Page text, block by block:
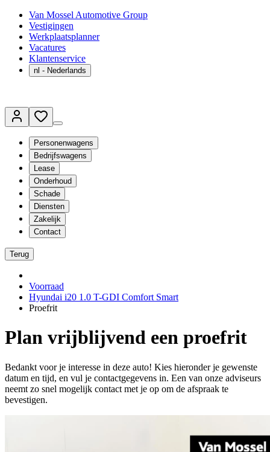
Van Mossel Automotive Group
Vestigingen
Werkplaatsplanner
Vacatures
Klantenservice
nl - Nederlands
Personenwagens
Bedrijfswagens
Lease
Onderhoud
Schade
Diensten
Zakelijk
Contact
Terug
Voorraad
Hyundai i20 1.0 T-GDI Comfort Smart
Proefrit
Plan vrijblijvend een proefrit
Bedankt voor je interesse in deze auto! Kies hieronder je gewenste
datum en tijd, en vul je contactgegevens in. Een van onze adviseurs
neemt zo snel mogelijk contact met je op om de afspraak te
bevestigen.